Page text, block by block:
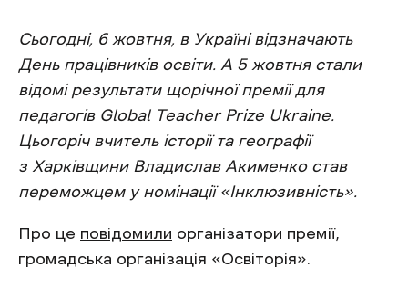
Сьогодні, 6 жовтня, в Україні відзначають
День працівників освіти. А 5 жовтня стали
відомі результати щорічної премії для
педагогів Global Teacher Prize Ukraine.
Цьогоріч вчитель історії та географії
з Харківщини Владислав Акименко став
переможцем у номінації «Інклюзивність».
Про це повідомили організатори премії,
громадська організація «Освіторія».